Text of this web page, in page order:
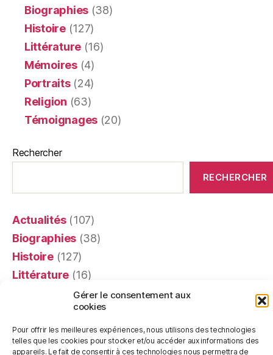
Gérer le consentement aux
cookies
Pour offrir les meilleures expériences, nous utilisons des technologies
telles que les cookies pour stocker et/ou accéder aux informations des
appareils. Le fait de consentir à ces technologies nous permettra de
Biographies (38)
Histoire(127)
Littérature (16)
Mémoires(4)
Portraits(24)
Religion (63)
Témoignages (20)
Rechercher
RECHERCHER
Actualités(107)
Biographies (38)
Histoire(127)
Littérature (16)
(4)
(24)
Recensions(401)
Religion(63)